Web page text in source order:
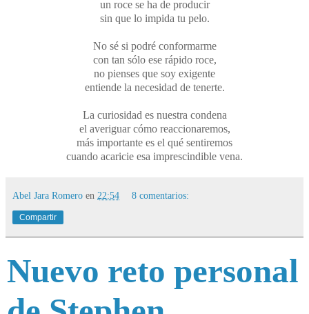
un roce se ha de producir
sin que lo impida tu pelo.
No sé si podré conformarme
con tan sólo ese rápido roce,
no pienses que soy exigente
entiende la necesidad de tenerte.
La curiosidad es nuestra condena
el averiguar cómo reaccionaremos,
más importante es el qué sentiremos
cuando acaricie esa imprescindible vena.
Abel Jara Romero en 22:54 8 comentarios:
Compartir
Nuevo reto personal